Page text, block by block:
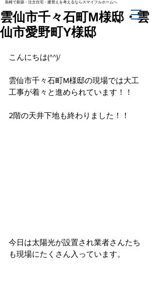
長崎で新築・注文住宅・建替えを考えるならスマイフルホームへ
雲仙市千々石町M様邸・雲
仙市愛野町Y様邸
こんにちは(^^)/
雲仙市千々石町M様邸の現場では大工
工事が着々と進められています！！
2階の天井下地も終わりました！！
今日は太陽光が設置され業者さんたち
も現場にたくさん入っています。